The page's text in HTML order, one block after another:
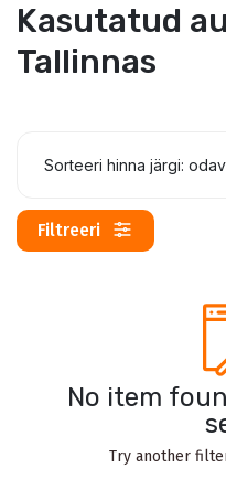
Kasutatud
Tallinnas
Filtreeri
No item
Try another